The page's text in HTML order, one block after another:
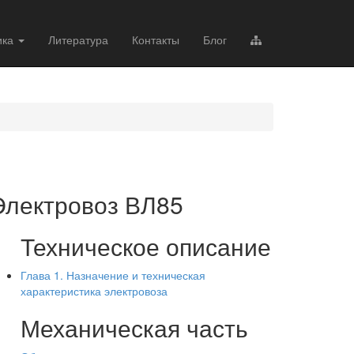
Литература Контакты Блог
ВЛ85
Техническое описание
Глава 1. Назначение и техническая
характеристика электровоза
Механическая часть